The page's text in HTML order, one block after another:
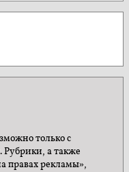
только с
а также
правах рекламы»,